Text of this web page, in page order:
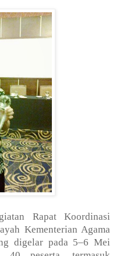
Rapat Koordinasi
Kementerian Agama
digelar pada 5–6 Mei